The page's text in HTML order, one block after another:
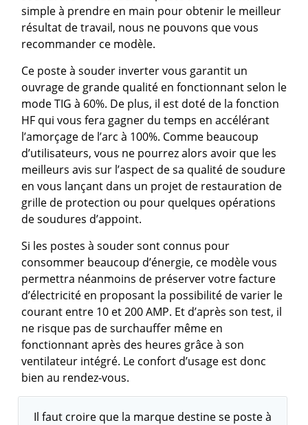
simple à prendre en main pour obtenir le meilleur
résultat de travail, nous ne pouvons que vous
recommander ce modèle.
Ce poste à souder inverter vous garantit un
ouvrage de grande qualité en fonctionnant selon le
mode TIG à 60%. De plus, il est doté de la fonction
HF qui vous fera gagner du temps en accélérant
l’amorçage de l’arc à 100%. Comme beaucoup
d’utilisateurs, vous ne pourrez alors avoir que les
meilleurs avis sur l’aspect de sa qualité de soudure
en vous lançant dans un projet de restauration de
grille de protection ou pour quelques opérations
de soudures d’appoint.
Si les postes à souder sont connus pour
consommer beaucoup d’énergie, ce modèle vous
permettra néanmoins de préserver votre facture
d’électricité en proposant la possibilité de varier le
courant entre 10 et 200 AMP. Et d’après son test, il
ne risque pas de surchauffer même en
fonctionnant après des heures grâce à son
ventilateur intégré. Le confort d’usage est donc
bien au rendez-vous.
Il faut croire que la marque destine se poste à